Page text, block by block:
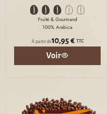
Fruité & Gourmand
100% Arabica
À partir de10,95 € TTC
Voir